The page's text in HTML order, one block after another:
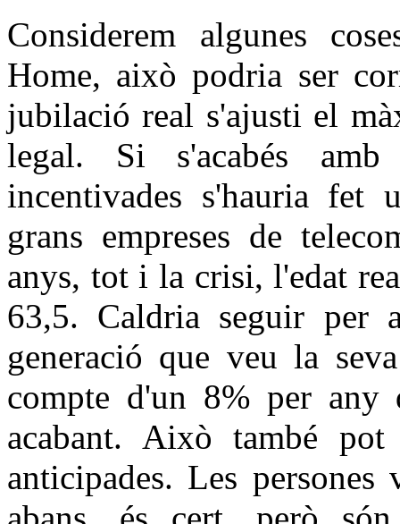
Considerem algunes
Home, això podria ser
jubilació real s'ajusti el
legal. Si s'acabés
incentivades s'hauria fet
grans empreses de
anys, tot i la crisi, l'edat
63,5. Caldria seguir per
generació que veu la
compte d'un 8% per any
acabant. Això també
anticipades. Les